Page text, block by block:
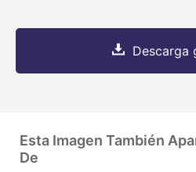
Descarga
Esta Imagen También
De